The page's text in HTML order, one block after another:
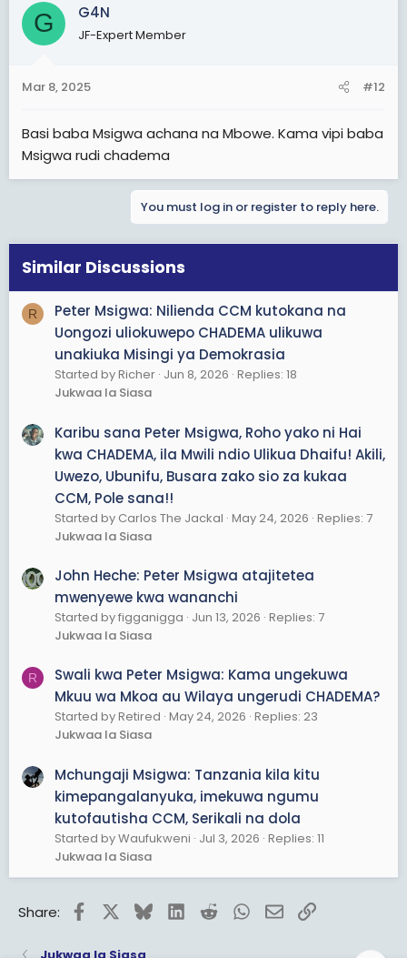
G G4N
JF-Expert Member
Mar 8, 2025 #12
Basi baba Msigwa achana na Mbowe. Kama vipi baba
Msigwa rudi chadema
You must log in or register to reply here.
Similar Discussions
R
Peter Msigwa: Nilienda CCM kutokana na
Uongozi uliokuwepo CHADEMA ulikuwa
unakiuka Misingi ya Demokrasia
Started by Richer Jun 8, 2026 Replies: 18
Jukwaa la Siasa
Karibu sana Peter Msigwa, Roho yako ni Hai
kwa CHADEMA, ila Mwili ndio Ulikua Dhaifu! Akili,
Uwezo, Ubunifu, Busara zako sio za kukaa
CCM, Pole sana!!
Started by Carlos The Jackal May 24, 2026 Replies: 7
Jukwaa la Siasa
John Heche: Peter Msigwa atajitetea
mwenyewe kwa wananchi
Started by figganigga Jun 13, 2026 Replies: 7
Jukwaa la Siasa
R
Swali kwa Peter Msigwa: Kama ungekuwa
Mkuu wa Mkoa au Wilaya ungerudi CHADEMA?
Started by Retired May 24, 2026 Replies: 23
Jukwaa la Siasa
Mchungaji Msigwa: Tanzania kila kitu
kimepangalanyuka, imekuwa ngumu
kutofautisha CCM, Serikali na dola
Started by Waufukweni Jul 3, 2026 Replies: 11
Jukwaa la Siasa
Share: FacebookBlueskyLinkedInRedditWhatsApp
EmailLink
Jukwaa la Siasa